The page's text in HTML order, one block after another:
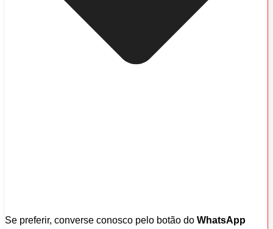
Se preferir, converse conosco pelo botão do WhatsApp